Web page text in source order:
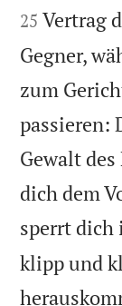
25 Vertrag
Gegner,
zum
passieren:
Gewalt
dich dem
sperrt dich
klipp und